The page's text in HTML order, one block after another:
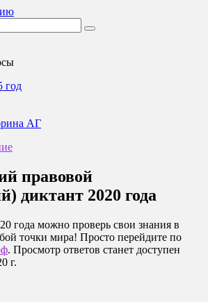
год
АГ
правовой
диктант 2020 года
года можно проверь свои знания в
точки мира! Просто перейдите по
. Просмотр ответов станет доступен
г.